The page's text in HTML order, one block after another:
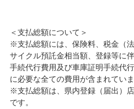
＜支払総額について＞
※支払総額には、保険料、税金（
サイクル預託金相当額、登録等に
手続代行費用及び車庫証明手続代
に必要な全ての費用が含まれていま
※支払総額は、県内登録（届出）
です。